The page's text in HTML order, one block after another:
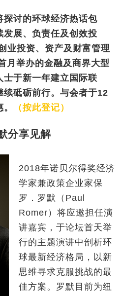
探讨的环球经济热话包
展、负责任及创效投
业投资、资产及财富管理
月举办的金融及商界大型
于新一年建立国际联
续砥砺前行。与会者于12
（按此登记）
分享见解
2018年诺贝尔得奖经济
学家兼政策企业家保
罗．罗默（Paul
Romer）将应邀担任演
讲嘉宾，于论坛首天举
行的主题演讲中剖析环
球最新经济格局，以新
思维寻求克服挑战的最
佳方案。罗默目前为纽